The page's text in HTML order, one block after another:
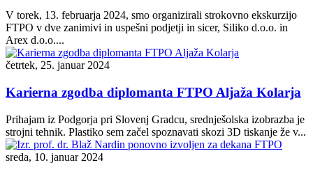
V torek, 13. februarja 2024, smo organizirali strokovno ekskurzijo
FTPO v dve zanimivi in uspešni podjetji in sicer, Siliko d.o.o. in
Arex d.o.o....
četrtek, 25. januar 2024
Karierna zgodba diplomanta FTPO Aljaža Kolarja
Prihajam iz Podgorja pri Slovenj Gradcu, srednješolska izobrazba je
strojni tehnik. Plastiko sem začel spoznavati skozi 3D tiskanje že v...
sreda, 10. januar 2024